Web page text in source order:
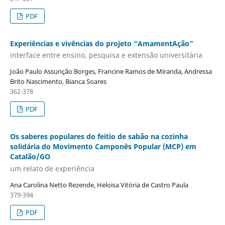
PDF
Experiências e vivências do projeto “AmamentAção”
interface entre ensino, pesquisa e extensão universitária
João Paulo Assunção Borges, Francine Ramos de Miranda, Andressa
Brito Nascimento, Bianca Soares
362-378
PDF
Os saberes populares do feitio de sabão na cozinha
solidária do Movimento Camponês Popular (MCP) em
Catalão/GO
um relato de experiência
Ana Carolina Netto Rezende, Heloisa Vitória de Castro Paula
379-394
PDF